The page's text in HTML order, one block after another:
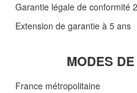
Garantie légale de conformité
Extension de garantie à 5 ans
MODES
France métropolitaine